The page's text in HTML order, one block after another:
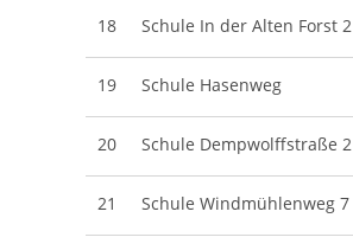
18 Schule In der Alten Forst 2
19 Schule Hasenweg
20 Schule Dempwolffstraße 2
21 Schule Windmühlenweg 7